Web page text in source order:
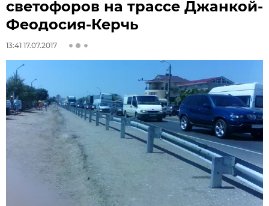
светофоров на трассе Джанкой-
Феодосия-Керчь
13:41 17.07.2017